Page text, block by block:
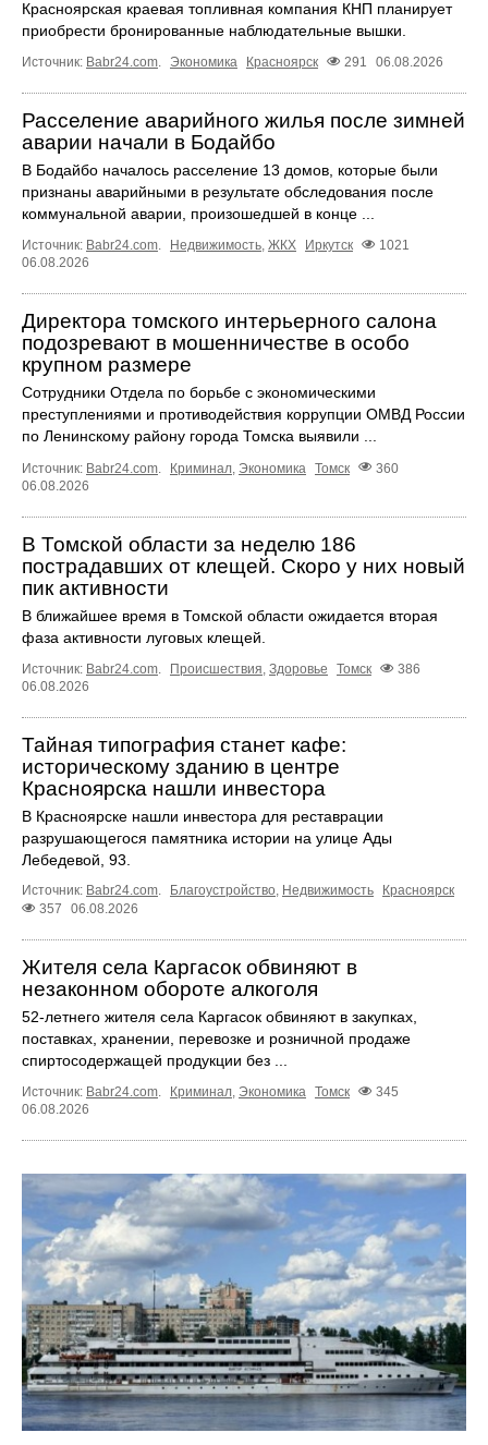
Красноярская краевая топливная компания КНП планирует
приобрести бронированные наблюдательные вышки.
Источник: Babr24.com. Экономика Красноярск 291 06.08.2026
Расселение аварийного жилья после зимней
аварии начали в Бодайбо
В Бодайбо началось расселение 13 домов, которые были
признаны аварийными в результате обследования после
коммунальной аварии, произошедшей в конце ...
Источник: Babr24.com. Недвижимость, ЖКХ Иркутск
1021
06.08.2026
Директора томского интерьерного салона
подозревают в мошенничестве в особо
крупном размере
Сотрудники Отдела по борьбе с экономическими
преступлениями и противодействия коррупции ОМВД России
по Ленинскому району города Томска выявили ...
Источник: Babr24.com Криминал Экономика Томск
360
06.08.2026
В Томской области за неделю 186
пострадавших от клещей. Скоро у них новый
пик активности
В ближайшее время в Томской области ожидается вторая
фаза активности луговых клещей.
Источник: Babr24.com Происшествия Здоровье Томск
386
06.08.2026
Тайная типография станет кафе:
историческому зданию в центре
Красноярска нашли инвестора
В Красноярске нашли инвестора для реставрации
разрушающегося памятника истории на улице Ады
Лебедевой, 93.
Источник: Babr24.com Благоустройство Недвижимость
Красноярск
357
06.08.2026
Жителя села Каргасок обвиняют в
незаконном обороте алкоголя
52-летнего жителя села Каргасок обвиняют в закупках,
поставках, хранении, перевозке и розничной продаже
спиртосодержащей продукции без ...
Источник: Babr24.com. Криминал, Экономика Томск
345
06.08.2026